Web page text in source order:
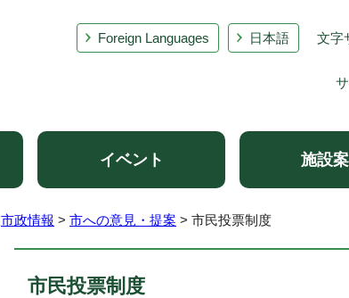
Foreign Languages 日本語 文字
イベント 施設
市政情報 > 市への意見・提案 > 市民投票制度
市民投票制度